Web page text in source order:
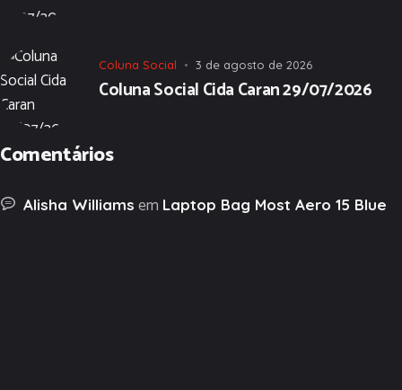
Coluna Social 3 de agosto de 2026
Coluna Social Cida Caran 29/07/2026
Comentários
Alisha Williams em Laptop Bag Most Aero 15 Blue